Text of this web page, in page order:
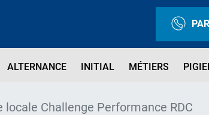
ALTERNANCE INITIAL MÉTIERS
locale Challenge Performance RDC